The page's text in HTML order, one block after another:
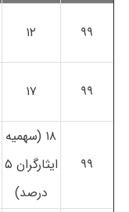
۹۹ ۱۲
۹۹ ۱۷
۹۹
۱۸ (سهمیه
ایثارگران ۵
درصد)